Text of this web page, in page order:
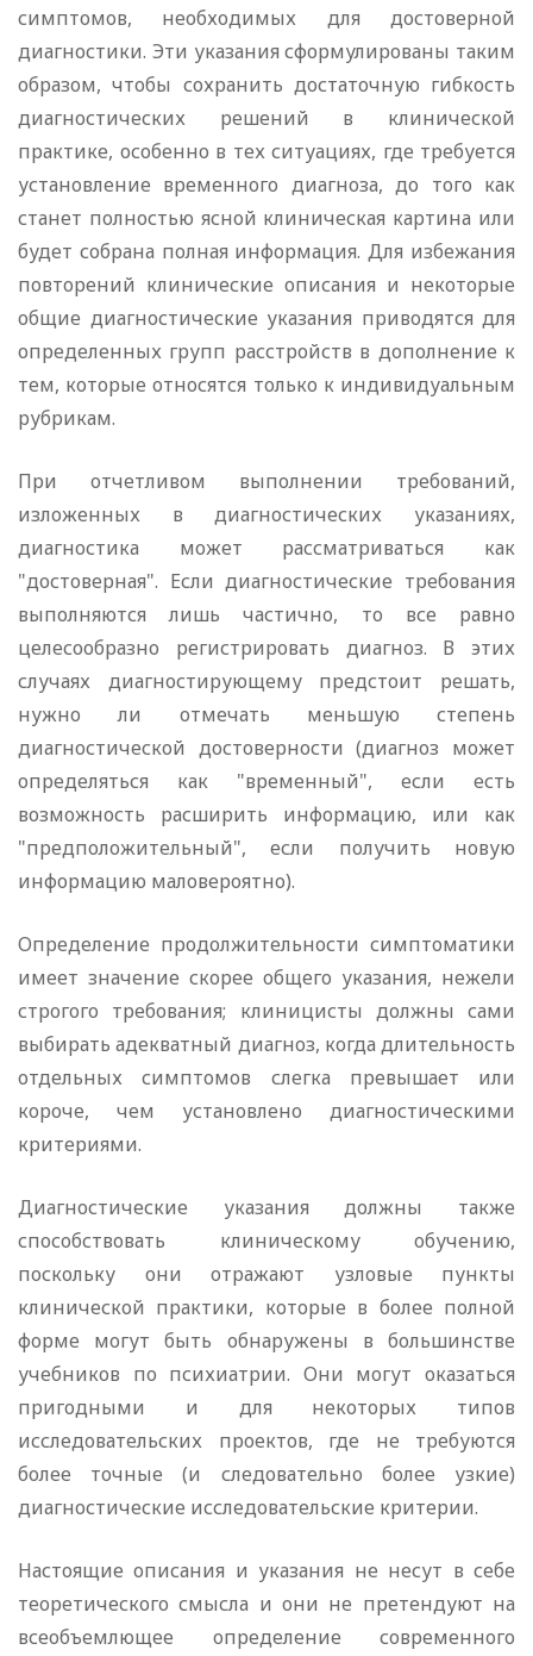
симптомов, необходимых для достоверной
диагностики. Эти указания сформулированы таким
образом, чтобы сохранить достаточную гибкость
диагностических решений в клинической
практике, особенно в тех ситуациях, где требуется
установление временного диагноза, до того как
станет полностью ясной клиническая картина или
будет собрана полная информация. Для избежания
повторений клинические описания и некоторые
общие диагностические указания приводятся для
определенных групп расстройств в дополнение к
тем, которые относятся только к индивидуальным
рубрикам.
При отчетливом выполнении требований,
изложенных в диагностических указаниях,
диагностика может рассматриваться как
"достоверная". Если диагностические требования
выполняются лишь частично, то все равно
целесообразно регистрировать диагноз. В этих
случаях диагностирующему предстоит решать,
нужно ли отмечать меньшую степень
диагностической достоверности (диагноз может
определяться как "временный", если есть
возможность расширить информацию, или как
"предположительный", если получить новую
информацию маловероятно).
Определение продолжительности симптоматики
имеет значение скорее общего указания, нежели
строгого требования; клиницисты должны сами
выбирать адекватный диагноз, когда длительность
отдельных симптомов слегка превышает или
короче, чем установлено диагностическими
критериями.
Диагностические указания должны также
способствовать клиническому обучению,
поскольку они отражают узловые пункты
клинической практики, которые в более полной
форме могут быть обнаружены в большинстве
учебников по психиатрии. Они могут оказаться
пригодными и для некоторых типов
исследовательских проектов, где не требуются
более точные (и следовательно более узкие)
диагностические исследовательские критерии.
Настоящие описания и указания не несут в себе
теоретического смысла и они не претендуют на
всеобъемлющее определение современного